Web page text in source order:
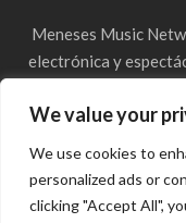
We value your
We use cookies to
personalized ads or
clicking "Accept All",
Meneses Music
electrónica y